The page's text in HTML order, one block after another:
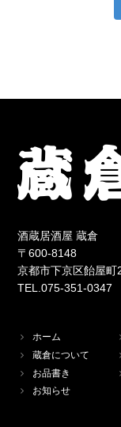
酒蔵居酒屋 蔵倉
〒600-8148
京都市下京区飴屋町
TEL.075-351-0347
ホーム
蔵倉について
お品書き
お知らせ